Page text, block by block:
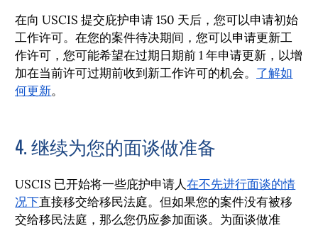
在向 USCIS 提交庇护申请 150 天后，您可以申请初始
工作许可。在您的案件待决期间，您可以申请更新工
作许可，您可能希望在过期日期前 1 年申请更新，以增
加在当前许可过期前收到新工作许可的机会。 了解如
何更新。
4. 继续为您的面谈做准备
USCIS 已开始将一些庇护申请人在不先进行面谈的情
况下直接移交给移民法庭。但如果您的案件没有被移
交给移民法庭，那么您仍应参加面谈。为面谈做准